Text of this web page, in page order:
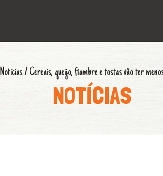
Notícias/ Cereais, queijo, fiambre e tostas vão ter
NOTÍCIAS